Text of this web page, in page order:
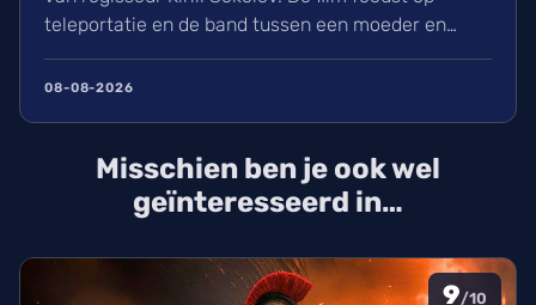
teleportatie en de band tussen een moeder en
Sokolov nu samen met productiehuis 21 Laps. Wij
08-08-2026
Misschien ben je ook wel
geïnteresseerd in…
9/10